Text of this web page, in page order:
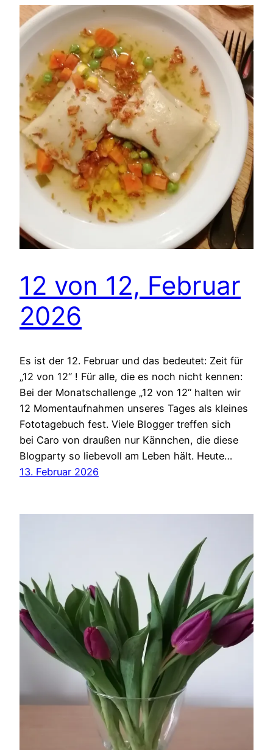
12 von 12, Februar
2026
Es ist der 12. Februar und das bedeutet: Zeit für
„12 von 12“ ! Für alle, die es noch nicht kennen:
Bei der Monatschallenge „12 von 12“ halten wir
12 Momentaufnahmen unseres Tages als kleines
Fototagebuch fest. Viele Blogger treffen sich
bei Caro von draußen nur Kännchen, die diese
Blogparty so liebevoll am Leben hält. Heute…
13. Februar 2026